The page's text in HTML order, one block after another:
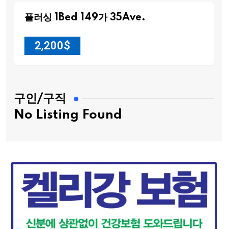
플러싱 1Bed 149가 35Ave.
2,200$
구인/구직
No Listing Found